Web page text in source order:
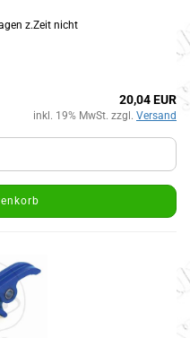
z.Zeit nicht
20,04 EUR
inkl. 19% MwSt. zzgl. Versand